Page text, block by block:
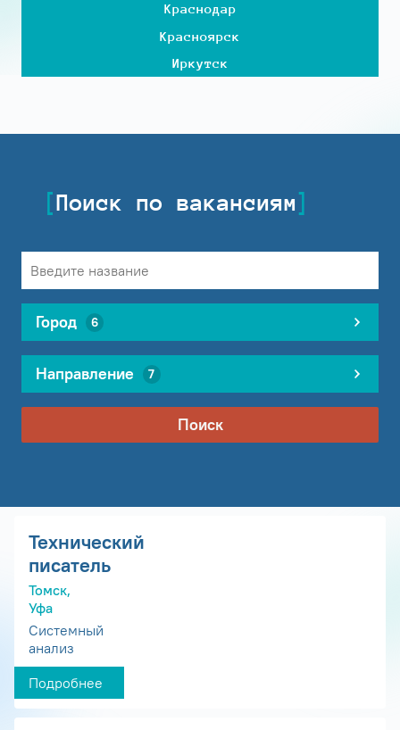
Краснодар
Красноярск
Иркутск
Поиск по вакансиям
Город 6
Направление 7
Поиск
Технический
писатель
Томск,
Уфа
Системный
анализ
Подробнее